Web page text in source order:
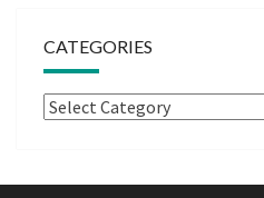
CATEGORIES
Categories